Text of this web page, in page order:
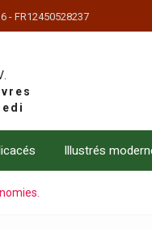
- FR12450528237
Illustrés